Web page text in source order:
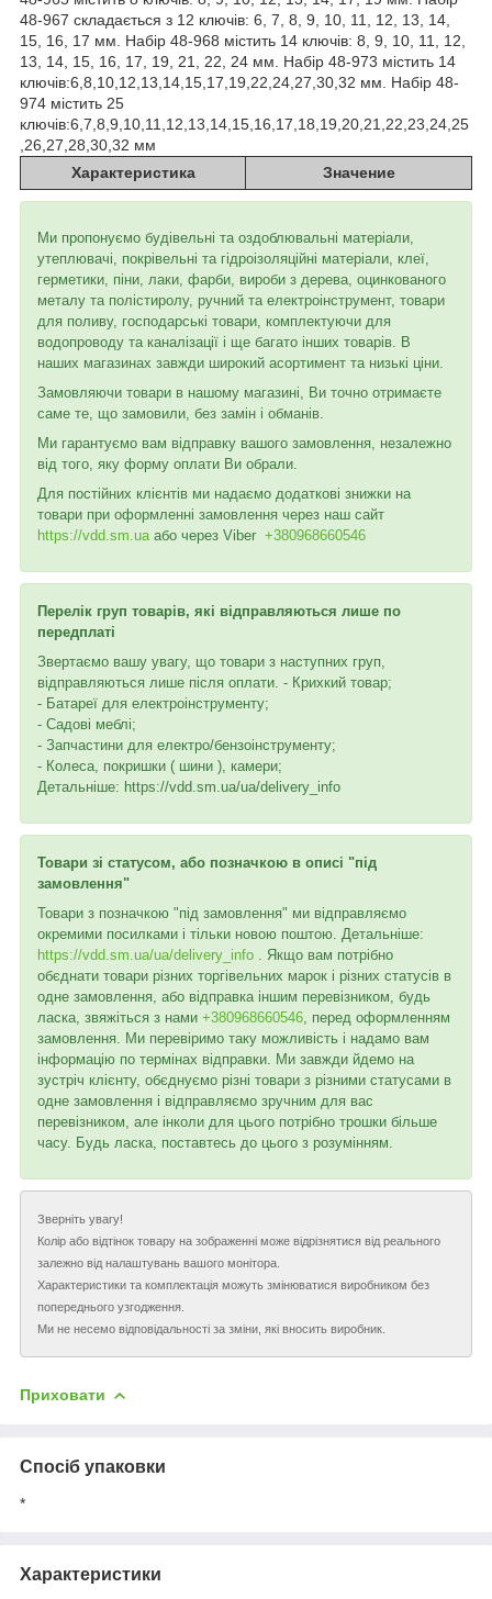
48-967 складається з 12 ключів: 6, 7, 8, 9, 10, 11, 12, 13, 14,
15, 16, 17 мм. Набір 48-968 містить 14 ключів: 8, 9, 10, 11, 12,
13, 14, 15, 16, 17, 19, 21, 22, 24 мм. Набір 48-973 містить 14
ключів:6,8,10,12,13,14,15,17,19,22,24,27,30,32 мм. Набір 48-
974 містить 25
ключів:6,7,8,9,10,11,12,13,14,15,16,17,18,19,20,21,22,23,24,25
,26,27,28,30,32 мм
Характеристика
Значение
Ми пропонуємо будівельні та оздоблювальні матеріали,
утеплювачі, покрівельні та гідроізоляційні матеріали, клеї,
герметики, піни, лаки, фарби, вироби з дерева, оцинкованого
металу та полістиролу, ручний та електроінструмент, товари
для поливу, господарські товари, комплектуючи для
водопроводу та каналізації і ще багато інших товарів. В
наших магазинах завжди широкий асортимент та низькі ціни.
Замовляючи товари в нашому магазині, Ви точно отримаєте
саме те, що замовили, без замін і обманів.
Ми гарантуємо вам відправку вашого замовлення, незалежно
від того, яку форму оплати Ви обрали.
Для постійних клієнтів ми надаємо додаткові знижки на
товари при оформленні замовлення через наш сайт
https://vdd.sm.ua або через Viber +380968660546
Перелік груп товарів, які відправляються лише по
передплаті
Звертаємо вашу увагу, що товари з наступних груп,
відправляються лише після оплати. - Крихкий товар;
- Батареї для електроінструменту;
- Садові меблі;
- Запчастини для електро/бензоінструменту;
- Колеса, покришки ( шини ), камери;
Детальніше: https://vdd.sm.ua/ua/delivery_info
Товари зі статусом, або позначкою в описі "під
замовлення"
Товари з позначкою "під замовлення" ми відправляємо
окремими посилками і тільки новою поштою. Детальніше:
https://vdd.sm.ua/ua/delivery_info . Якщо вам потрібно
обєднати товари різних торгівельних марок і різних статусів в
одне замовлення, або відправка іншим перевізником, будь
ласка, звяжіться з нами +380968660546 , перед оформленням
замовлення. Ми перевіримо таку можливість і надамо вам
інформацію по термінах відправки. Ми завжди йдемо на
зустріч клієнту, обєднуємо різні товари з різними статусами в
одне замовлення і відправляємо зручним для вас
перевізником, але інколи для цього потрібно трошки більше
часу. Будь ласка, поставтесь до цього з розумінням.
Зверніть увагу!
Колір або відтінок товару на зображенні може відрізнятися від реального
залежно від налаштувань вашого монітора.
Характеристики та комплектація можуть змінюватися виробником без
попереднього узгодження.
Ми не несемо відповідальності за зміни, які вносить виробник.
Приховати
Спосіб упаковки
*
Характеристики